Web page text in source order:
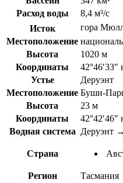
Расход воды
8,4 м³/с
Исток
гора
Местоположение
Высота
1020 м
Координаты
Устье
Деруэнт
Местоположение Буши-
Высота
23 м
Координаты
Водная система Деруэнт
Страна
Регион Тасмания